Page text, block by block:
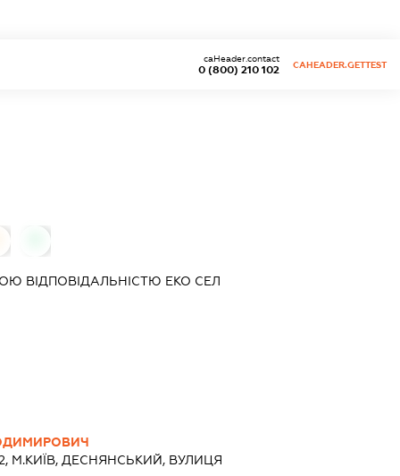
0 (800) 210 102
caHeader.contact
CAHEADER.GETTEST
ВІДПОВІДАЛЬНІСТЮ ЕКО СЕЛ
М.КИЇВ, ДЕСНЯНСЬКИЙ, ВУЛИЦЯ